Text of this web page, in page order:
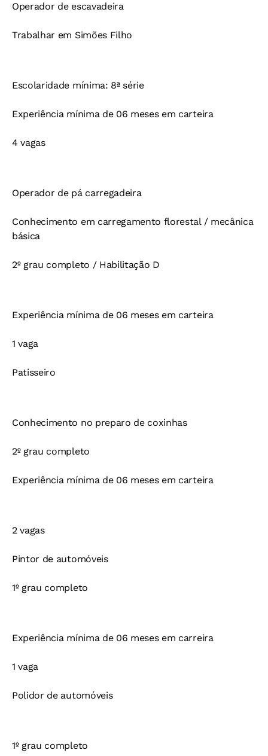
Operador de escavadeira
Trabalhar em Simões Filho
Escolaridade mínima: 8ª série
Experiência mínima de 06 meses em carteira
4 vagas
Operador de pá carregadeira
Conhecimento em carregamento florestal / mecânica
básica
2º grau completo / Habilitação D
Experiência mínima de 06 meses em carteira
1 vaga
Patisseiro
Conhecimento no preparo de coxinhas
2º grau completo
Experiência mínima de 06 meses em carteira
2 vagas
Pintor de automóveis
1º grau completo
Experiência mínima de 06 meses em carreira
1 vaga
Polidor de automóveis
1º grau completo